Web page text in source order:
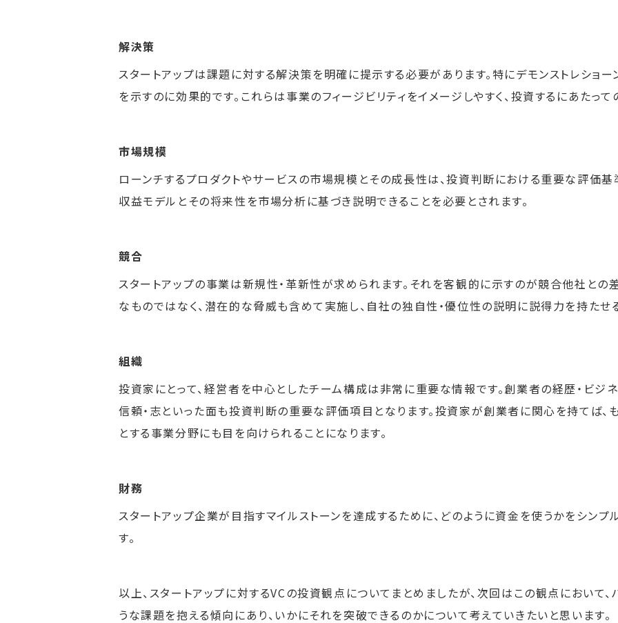
解決策
スタートアップは課題に対する解決策を明確に提示する必要があります。特にデモンストレショ
を示すのに効果的です。これらは事業のフィージビリティをイメージしやすく、投資するにあたっ
市場規模
ローンチするプロダクトやサービスの市場規模とその成長性は、投資判断における重要な評価基
収益モデルとその将来性を市場分析に基づき説明できることを必要とされます。
競合
スタートアップの事業は新規性・革新性が求められます。それを客観的に示すのが競合他社と
なものではなく、潜在的な脅威も含めて実施し、自社の独自性・優位性の説明に説得力を持たせ
組織
投資家にとって、経営者を中心としたチーム構成は非常に重要な情報です。創業者の経歴・ビジ
信頼・志といった面も投資判断の重要な評価項目となります。投資家が創業者に関心を持てば、
とする事業分野にも目を向けられることになります。
財務
スタートアップ企業が目指すマイルストーンを達成するために、どのように資金を使うかをシン
す。
以上、スタートアップに対するVCの投資観点についてまとめましたが、次回はこの観点において
うな課題を抱える傾向にあり、いかにそれを突破できるのかについて考えていきたいと思います。